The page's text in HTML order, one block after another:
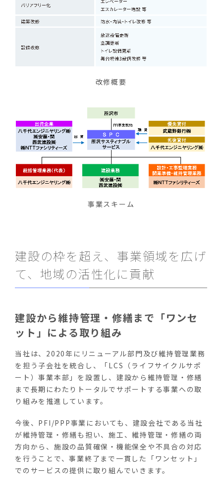
改修概要
事業スキーム
建設の枠を超え、事業領域を広げ
て、地域の活性化に貢献
建設から維持管理・修繕まで「ワンセ
ット」による取り組み
当社は、2020年にリニューアル部門及び維持管理業務
を担う子会社を統合し、「LCS（ライフサイクルサポ
ート）事業本部」を設置し、建設から維持管理・修繕
まで長期にわたりトータルでサポートする事業への取
り組みを推進しています。
今後、PFI/PPP事業においても、建設会社である当社
が維持管理・修繕も担い、施工、維持管理・修繕の両
方向から、施設の品質確保・機能保全や不具合の対応
を行うことで、事業終了まで一貫した「ワンセット」
でのサービスの提供に取り組んでいきます。